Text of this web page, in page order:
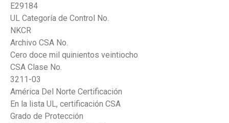
E29184
UL Categoría de Control No.
NKCR
Archivo CSA No.
Cero doce mil quinientos veintiocho
CSA Clase No.
3211-03
América Del Norte Certificación
En la lista UL, certificación CSA
Grado de Protección